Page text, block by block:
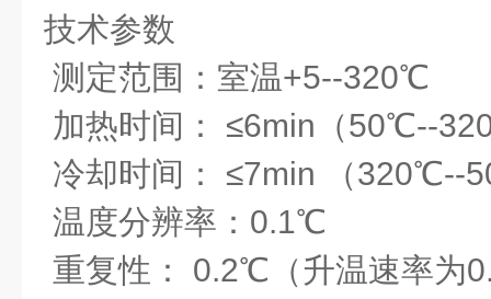
技术参数
测定范围：室温+5--320℃
加热时间： ≤6min（50℃--
冷却时间： ≤7min （320℃--
温度分辨率：0.1℃
重复性： 0.2℃（升温速率为